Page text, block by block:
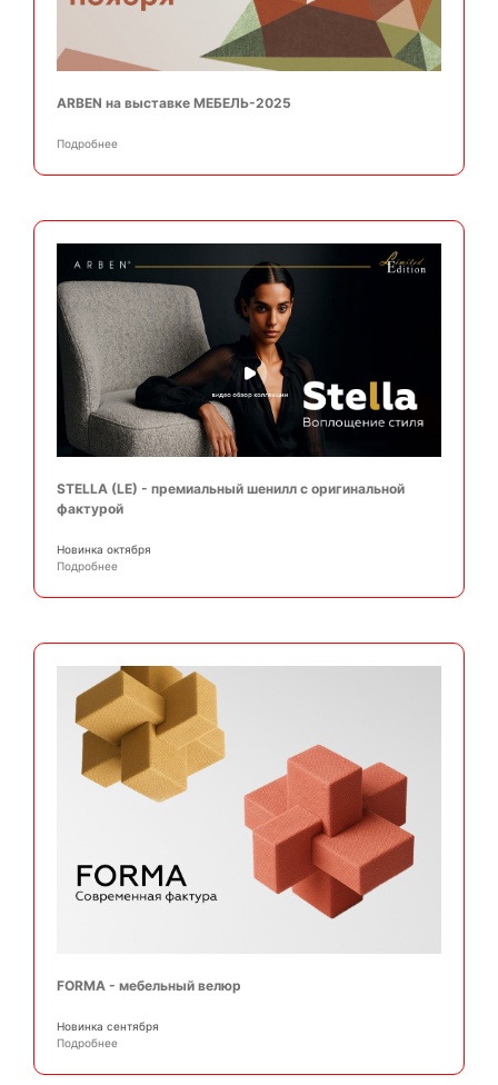
ARBEN на выставке МЕБЕЛЬ-2025
Подробнее
STELLA (LE) - премиальный шенилл с оригинальной
фактурой
Новинка октября
Подробнее
FORMA - мебельный велюр
Новинка сентября
Подробнее